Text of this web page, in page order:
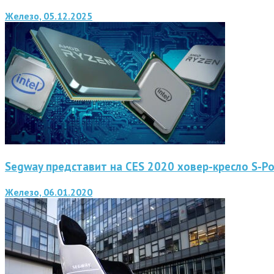
Железо, 05.12.2025
Segway представит на CES 2020 ховер-кресло S-
Железо, 06.01.2020